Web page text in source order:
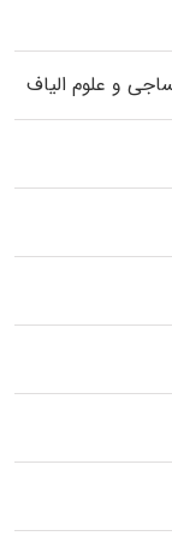
و علوم الیاف